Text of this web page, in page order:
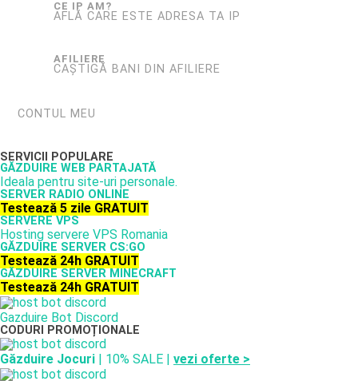
CE IP AM?
AFLĂ CARE ESTE ADRESA TA IP
AFILIERE
CAȘTIGĂ BANI DIN AFILIERE
CONTUL MEU
SERVICII POPULARE
GĂZDUIRE WEB PARTAJATĂ
Ideala pentru site-uri personale.
SERVER RADIO ONLINE
Testează 5 zile GRATUIT
SERVERE VPS
Hosting servere VPS Romania
GĂZDUIRE SERVER CS:GO
Testează 24h GRATUIT
GĂZDUIRE SERVER MINECRAFT
Testează 24h GRATUIT
Gazduire Bot Discord
CODURI PROMOȚIONALE
Găzduire Jocuri | 10% SALE | vezi oferte >